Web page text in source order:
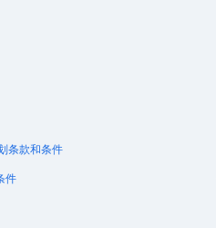
条款和条件
件